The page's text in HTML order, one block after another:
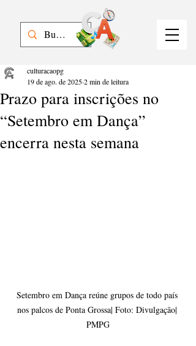
Prazo para inscrições no
“Setembro em Dança”
encerra nesta semana
culturacaopg
19 de ago. de 20252 min de leitura
Setembro em Dança reúne grupos de todo país
nos palcos de Ponta Grossa| Foto: Divulgação|
PMPG